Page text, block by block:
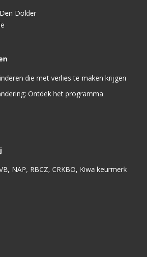
Dolder
die met verlies te maken krijgen
Ontdek het programma
NAP, RBCZ, CRKBO, Kiwa keurmerk